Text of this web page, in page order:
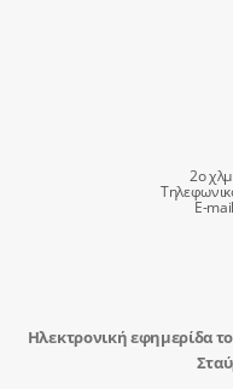
2ο χλμ
E-
Ηλεκτρονική εφημερίδα